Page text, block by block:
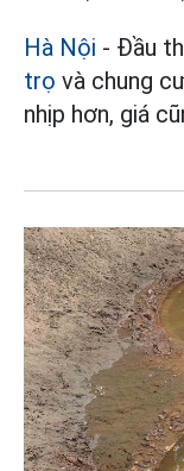
Hà Nội - Đầu
trọ và chung
nhịp hơn, giá